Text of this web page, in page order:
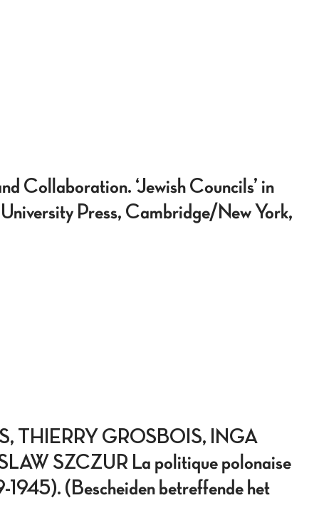
‘Jewish Councils’ in
Press, Cambridge/New York,
THIERRY GROSBOIS, INGA
SZCZUR La politique polonaise
1945). (Bescheiden betreffende het